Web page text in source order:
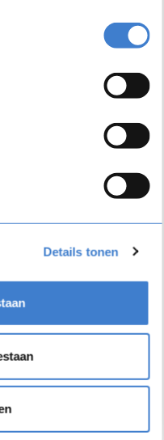
Details tonen
werden auf
Seite
und Struktur und
Ideal für
auffrischen wollen.
und das
ansprechend
des Terminals